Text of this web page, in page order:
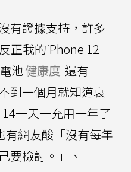
有證據支持，許多
反正我的iPhone 12
池健康度 還有
到一個月就知道衰
一天一充用一年了
有網友酸「沒有每年
要檢討。」、